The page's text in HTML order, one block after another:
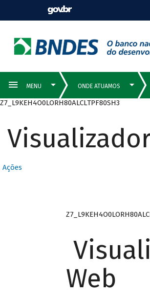
Z7_L9KEH4O0LORH80ALCLTPF80SH3
Ações
Web